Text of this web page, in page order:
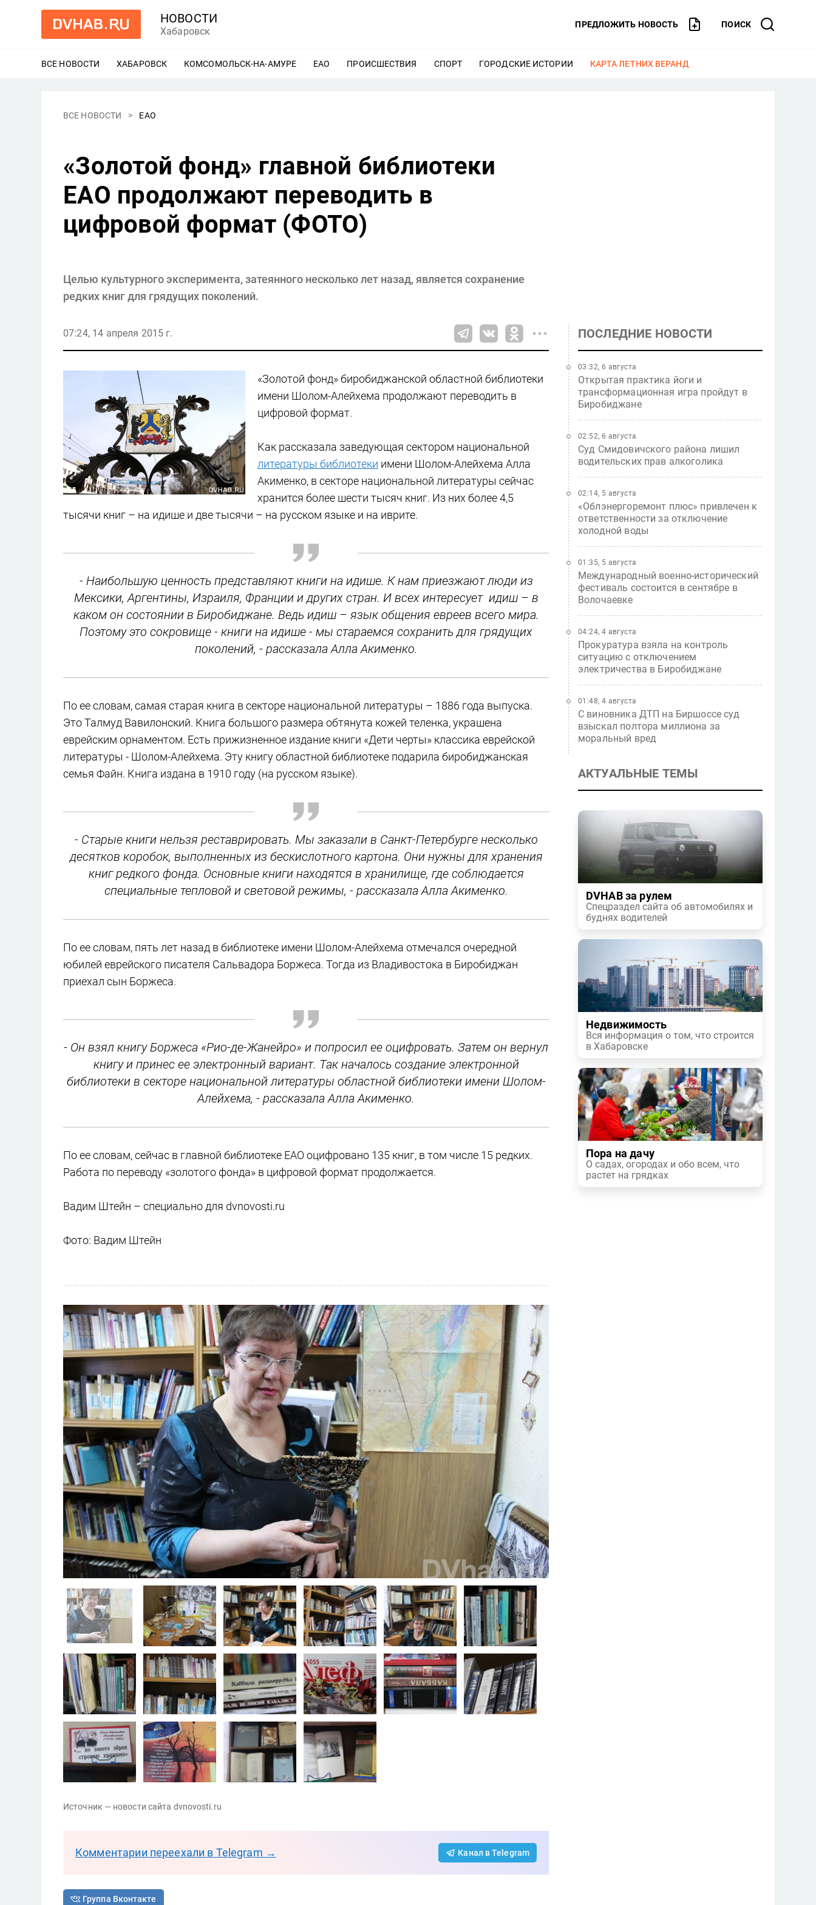
НОВОСТИ
Хабаровск
ПРЕДЛОЖИТЬ НОВОСТЬ ПОИСК
ВСЕ НОВОСТИ ХАБАРОВСК ЕЩЕ
КОМСОМОЛЬСК-НА-АМУРЕ ЕЩЕ
ЕАО ЕЩЕ
ПРОИСШЕСТВИЯ ЕЩЕ
СПОРТ ЕЩЕ
ГОРОДСКИЕ ИСТОРИИ ЕЩЕ
КАРТА ЛЕТНИХ ВЕРАНД
ВСЕ НОВОСТИ ЕАО
«Золотой фонд» главной библиотеки
ЕАО продолжают переводить в
цифровой формат (ФОТО)
Целью культурного эксперимента, затеянного несколько лет назад, является сохранение
редких книг для грядущих поколений.
07:24, 14 апреля 2015 г.
«Золотой фонд» биробиджанской областной библиотеки
имени Шолом-Алейхема продолжают переводить в
цифровой формат.
Как рассказала заведующая сектором национальной
литературы библиотеки имени Шолом-Алейхема Алла
Акименко, в секторе национальной литературы сейчас
хранится более шести тысяч книг. Из них более 4,5
тысячи книг – на идише и две тысячи – на русском языке и на иврите.
- Наибольшую ценность представляют книги на идише. К нам приезжают люди из
Мексики, Аргентины, Израиля, Франции и других стран. И всех интересует идиш – в
каком он состоянии в Биробиджане. Ведь идиш – язык общения евреев всего мира.
Поэтому это сокровище - книги на идише - мы стараемся сохранить для грядущих
поколений, - рассказала Алла Акименко.
По ее словам, самая старая книга в секторе национальной литературы – 1886 года выпуска.
Это Талмуд Вавилонский. Книга большого размера обтянута кожей теленка, украшена
еврейским орнаментом. Есть прижизненное издание книги «Дети черты» классика еврейской
литературы - Шолом-Алейхема. Эту книгу областной библиотеке подарила биробиджанская
семья Файн. Книга издана в 1910 году (на русском языке).
- Старые книги нельзя реставрировать. Мы заказали в Санкт-Петербурге несколько
десятков коробок, выполненных из бескислотного картона. Они нужны для хранения
книг редкого фонда. Основные книги находятся в хранилище, где соблюдается
специальные тепловой и световой режимы, - рассказала Алла Акименко.
По ее словам, пять лет назад в библиотеке имени Шолом-Алейхема отмечался очередной
юбилей еврейского писателя Сальвадора Боржеса. Тогда из Владивостока в Биробиджан
приехал сын Боржеса.
- Он взял книгу Боржеса «Рио-де-Жанейро» и попросил ее оцифровать. Затем он вернул
книгу и принес ее электронный вариант. Так началось создание электронной
библиотеки в секторе национальной литературы областной библиотеки имени Шолом-
Алейхема, - рассказала Алла Акименко.
По ее словам, сейчас в главной библиотеке ЕАО оцифровано 135 книг, в том числе 15 редких.
Работа по переводу «золотого фонда» в цифровой формат продолжается.
Вадим Штейн – специально для dvnovosti.ru
Фото: Вадим Штейн
Источник — новости сайта dvnovosti.ru
Комментарии переехали в Telegram → Канал в Telegram
Группа Вконтакте
ПОСЛЕДНИЕ НОВОСТИ
Открытая практика йоги и
трансформационная игра пройдут в
Биробиджане
03:32, 6 августа
Суд Смидовичского района лишил
водительских прав алкоголика
02:52, 6 августа
«Облэнергоремонт плюс» привлечен к
ответственности за отключение
холодной воды
02:14, 5 августа
Международный военно-исторический
фестиваль состоится в сентябре в
Волочаевке
01:35, 5 августа
Прокуратура взяла на контроль
ситуацию с отключением
электричества в Биробиджане
04:24, 4 августа
С виновника ДТП на Биршоссе суд
взыскал полтора миллиона за
моральный вред
01:48, 4 августа
АКТУАЛЬНЫЕ ТЕМЫ
DVHAB за рулем
Спецраздел сайта об автомобилях и
буднях водителей
Недвижимость
Вся информация о том, что строится
в Хабаровске
Пора на дачу
О садах, огородах и обо всем, что
растет на грядках